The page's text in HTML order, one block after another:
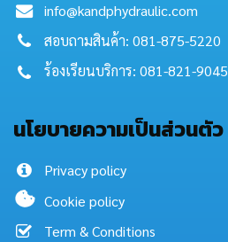
info@kandphydraulic.com
สอบถามสินค้า: 081-875-5220
ร้องเรียนบริการ: 081-821-9045
นโยบายความเป็นส่วนตัว
Privacy policy
Cookie policy
Term & Conditions